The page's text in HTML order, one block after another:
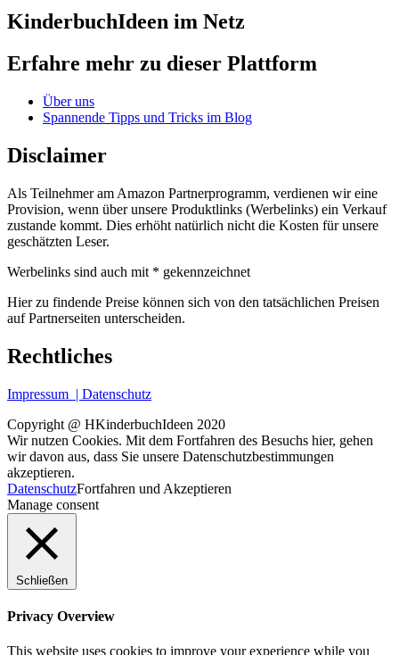
KinderbuchIdeen im Netz
Erfahre mehr zu dieser Plattform
Über uns
Spannende Tipps und Tricks im Blog
Disclaimer
Als Teilnehmer am Amazon Partnerprogramm, verdienen wir eine
Provision, wenn über unsere Produktlinks (Werbelinks) ein Verkauf
zustande kommt. Dies erhöht natürlich nicht die Kosten für unsere
geschätzten Leser.
Werbelinks sind auch mit * gekennzeichnet
Hier zu findende Preise können sich von den tatsächlichen Preisen
auf Partnerseiten unterscheiden.
Rechtliches
Impressum | Datenschutz
Copyright @ HKinderbuchIdeen 2020
Wir nutzen Cookies. Mit dem Fortfahren des Besuchs hier, gehen
wir davon aus, dass Sie unsere Datenschutzbestimmungen
akzeptieren.
DatenschutzFortfahren und Akzeptieren
Manage consent
Schließen
Privacy Overview
This website uses cookies to improve your experience while you